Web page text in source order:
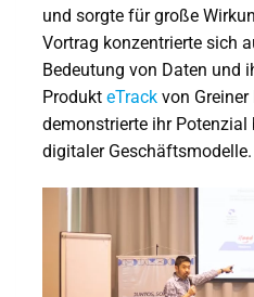
und sorgte für große
Vortrag konzentrierte sich
Bedeutung von Daten und
Produkt eTrack von Greiner
demonstrierte ihr
digitaler Geschäftsmodelle.